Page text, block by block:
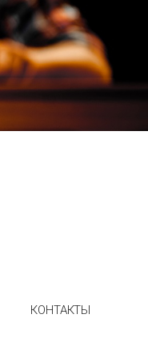
КОНТАКТЫ